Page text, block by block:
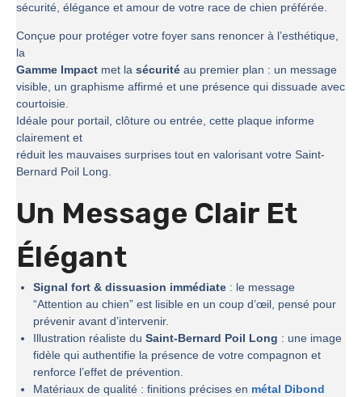
sécurité, élégance et amour de votre race de chien préférée.
Conçue pour protéger votre foyer sans renoncer à l’esthétique,
la
Gamme Impact met la sécurité au premier plan : un message
visible, un graphisme affirmé et une présence qui dissuade avec
courtoisie.
Idéale pour portail, clôture ou entrée, cette plaque informe
clairement et
réduit les mauvaises surprises tout en valorisant votre Saint-
Bernard Poil Long.
Un Message Clair Et
Élégant
Signal fort & dissuasion immédiate : le message
“Attention au chien” est lisible en un coup d’œil, pensé pour
prévenir avant d’intervenir.
Illustration réaliste du Saint-Bernard Poil Long : une image
fidèle qui authentifie la présence de votre compagnon et
renforce l’effet de prévention.
Matériaux de qualité : finitions précises en métal Dibond